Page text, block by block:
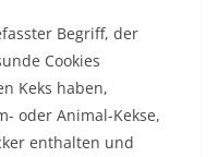
Begriff, der
Cookies
Keks haben,
oder Animal-Kekse,
enthalten und